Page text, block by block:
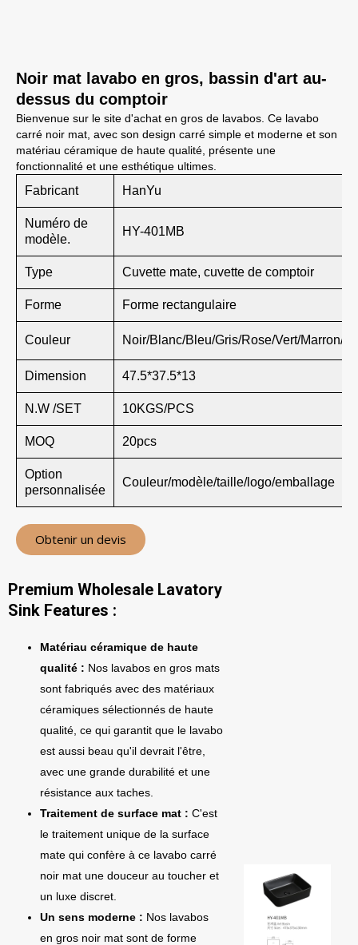
Noir mat lavabo en gros, bassin d'art au-
dessus du comptoir
Bienvenue sur le site d'achat en gros de lavabos. Ce lavabo
carré noir mat, avec son design carré simple et moderne et son
matériau céramique de haute qualité, présente une
fonctionnalité et une esthétique ultimes.
Fabricant HanYu
Numéro de
modèle.
HY-401MB
Type Cuvette mate, cuvette de comptoir
Forme Forme rectangulaire
Couleur Noir/Blanc/Bleu/Gris/Rose/Vert/Marron/
Dimension 47.5*37.5*13
N.W /SET 10KGS/PCS
MOQ 20pcs
Option
personnalisée
Couleur/modèle/taille/logo/emballage
Obtenir un devis
Premium Wholesale Lavatory
Sink Features :
Matériau céramique de haute
qualité : Nos lavabos en gros mats
sont fabriqués avec des matériaux
céramiques sélectionnés de haute
qualité, ce qui garantit que le lavabo
est aussi beau qu'il devrait l'être,
avec une grande durabilité et une
résistance aux taches.
Traitement de surface mat : C'est
le traitement unique de la surface
mate qui confère à ce lavabo carré
noir mat une douceur au toucher et
un luxe discret.
Un sens moderne : Nos lavabos
en gros noir mat sont de forme